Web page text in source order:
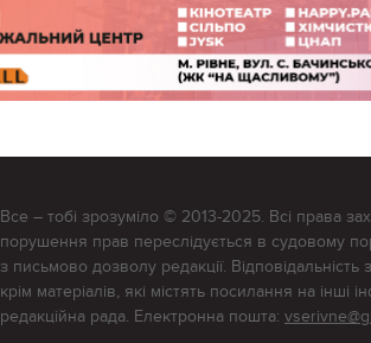
Все – тобі зрозуміло © 2013-2025. Всі права
порушення прав переслідується в судовому
з письмово дозволу редакції. Відповідальність
крім матеріалів, які містять посилання на інші
редакційна рада. Електронна пошта: